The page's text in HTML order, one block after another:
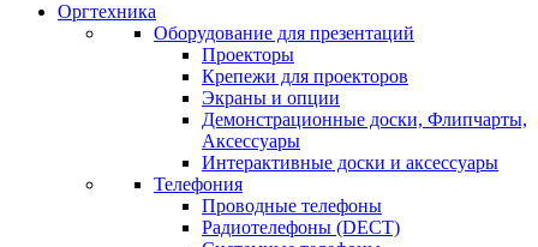
Оргтехника
Оборудование для презентаций
Проекторы
Крепежи для проекторов
Экраны и опции
Демонстрационные доски, Флипчарты,
Аксессуары
Интерактивные доски и аксессуары
Телефония
Проводные телефоны
Радиотелефоны (DECT)